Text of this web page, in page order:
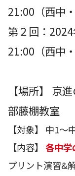
21:00（西中
第２回：
21:00（西中
【場所】 京
部藤棚教室
【対象】 中1～
【内容】 各中学
プリント演習&